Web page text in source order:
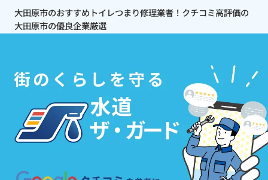
大田原市のおすすめトイレつまり修理業者！クチコミ高評価の
大田原市の優良企業厳選